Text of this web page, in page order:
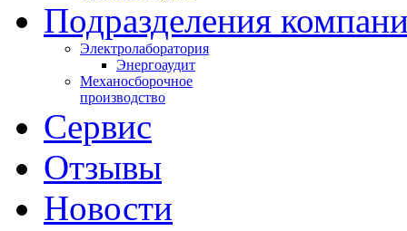
Подразделения
Электролаборатория
Энергоаудит
Механосборочное
производство
Сервис
Отзывы
Новости